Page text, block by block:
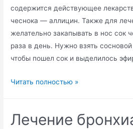
содержится действующее
чеснока — аллицин. Также для
желательно закапывать в нос сок
раза в день. Нужно взять сосновой
чтобы пошел сок и выделилось
Профилактика
насморка
Читать полностью »
Лечение